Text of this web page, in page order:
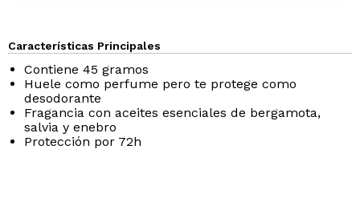
Contiene 45 gramos
Huele como perfume pero te protege como
desodorante
Fragancia con aceites esenciales de bergamota,
salvia y enebro
Protección por 72h